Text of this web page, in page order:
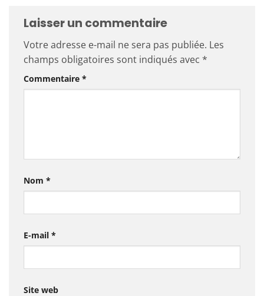
Laisser un commentaire
Votre adresse e-mail ne sera pas publiée. Les
champs obligatoires sont indiqués avec *
Commentaire *
Nom *
E-mail *
Site web